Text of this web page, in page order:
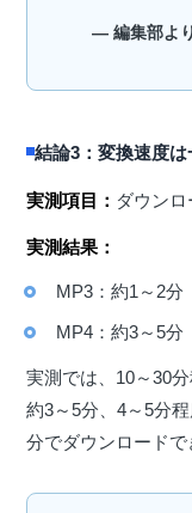
— 編集部より
結論3：変換速度
実測項目： ダウン
実測結果：
MP3：約1～2分
MP4：約3～5分
実測では、10～30
約3～5分、4～5分
分でダウンロードで